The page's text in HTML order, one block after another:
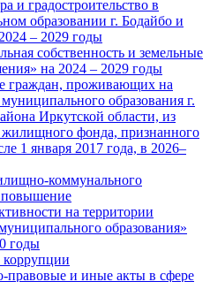
и градостроительство в
образовании г. Бодайбо и
– 2029 годы
собственность и земельные
на 2024 – 2029 годы
граждан, проживающих на
образования г.
Иркутской области, из
жилищного фонда, признанного
1 января 2017 года, в 2026–
коммунального
повышение
на территории
образования»
годы
коррупции
правовые и иные акты в сфере